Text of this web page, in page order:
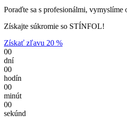
Poraďte sa s profesionálmi, vymyslíme
Získajte súkromie so STÍNFOL!
Získať zľavu 20 %
00
dní
00
hodín
00
minút
00
sekúnd